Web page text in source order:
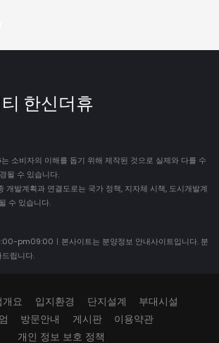
한신더휴
소비자의 이해를 돕기 위해 제작된 것으로 실제와 다를 수
될 수 있습니다.
발계획과 연결도로는 국가 정책, 지자체 시책, 도시개발계
수 있습니다.
pm09:00ㅣ본사이트는 분양정보 안내사이트입니다. 분
립니다.
개요 입지환경 단지설계
부대시설
방문안내 게시판
이용약관
개인 정보 보호 정책